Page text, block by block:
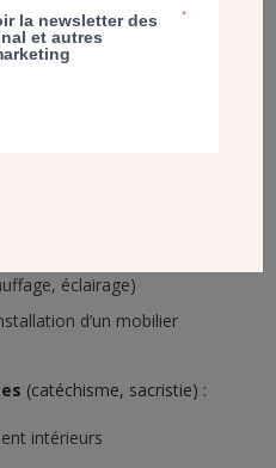
plusieurs parties.
éclairage)
d’un mobilier
(catéchisme, sacristie) :
intérieurs
la newsletter des
et autres
*